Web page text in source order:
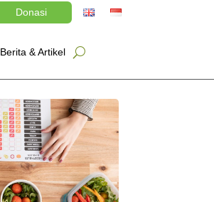
Donasi
Berita & Artikel